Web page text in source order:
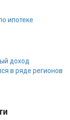
ипотеке
доход
в ряде регионов